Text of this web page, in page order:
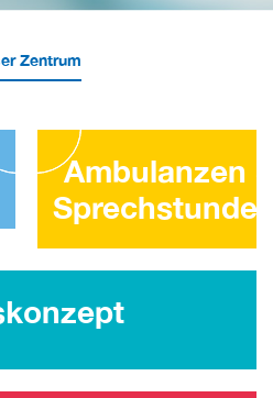
Zentrum
Ambulanzen